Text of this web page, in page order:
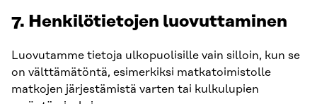
7. Henkilötietojen luovuttaminen
Luovutamme tietoja ulkopuolisille vain silloin, kun se
on välttämätöntä, esimerkiksi matkatoimistolle
matkojen järjestämistä varten tai kulkulupien